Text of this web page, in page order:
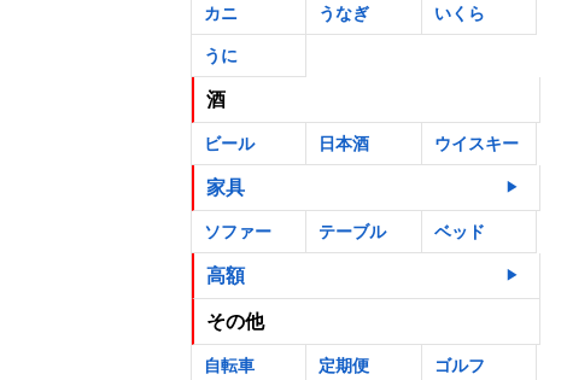
カニ うなぎ いくら
うに
酒
ビール 日本酒 ウイスキー
家具
ソファー テーブル ベッド
高額
その他
自転車 定期便 ゴルフ